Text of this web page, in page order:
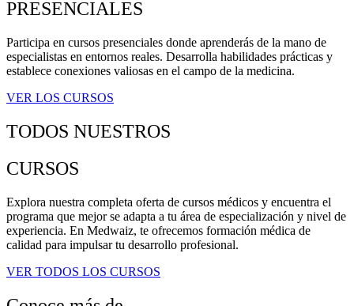
PRESENCIALES
Participa en cursos presenciales donde aprenderás de la mano de
especialistas en entornos reales. Desarrolla habilidades prácticas y
establece conexiones valiosas en el campo de la medicina.
VER LOS CURSOS
TODOS NUESTROS
CURSOS
Explora nuestra completa oferta de cursos médicos y encuentra el
programa que mejor se adapta a tu área de especialización y nivel de
experiencia. En Medwaiz, te ofrecemos formación médica de
calidad para impulsar tu desarrollo profesional.
VER TODOS LOS CURSOS